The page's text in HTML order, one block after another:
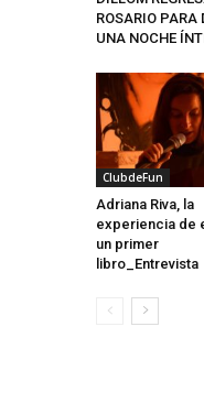
ROSARIO PARA
UNA NOCHE
ClubdeFun
Adriana Riva, la
experiencia de
un primer
libro_Entrevista